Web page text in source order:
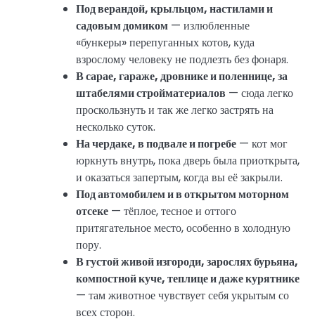
Под верандой, крыльцом, настилами и
садовым домиком — излюбленные
«бункеры» перепуганных котов, куда
взрослому человеку не подлезть без фонаря.
В сарае, гараже, дровнике и поленнице, за
штабелями стройматериалов — сюда легко
проскользнуть и так же легко застрять на
несколько суток.
На чердаке, в подвале и погребе — кот мог
юркнуть внутрь, пока дверь была приоткрыта,
и оказаться запертым, когда вы её закрыли.
Под автомобилем и в открытом моторном
отсеке — тёплое, тесное и оттого
притягательное место, особенно в холодную
пору.
В густой живой изгороди, зарослях бурьяна,
компостной куче, теплице и даже курятнике
— там животное чувствует себя укрытым со
всех сторон.